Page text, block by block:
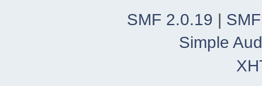
SMF 2.0.19
Simple